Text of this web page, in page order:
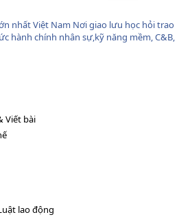
nhất Việt Nam Nơi giao lưu học hỏi trao
hành chính nhân sự,kỹ năng mềm, C&B,
Viết bài
lao động